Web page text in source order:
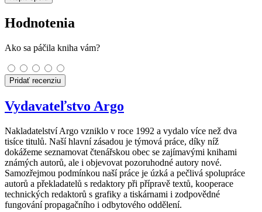
Hodnotenia
Ako sa páčila kniha vám?
Pridať recenziu
Vydavateľstvo Argo
Nakladatelství Argo vzniklo v roce 1992 a vydalo více než dva
tisíce titulů. Naší hlavní zásadou je týmová práce, díky níž
dokážeme seznamovat čtenářskou obec se zajímavými knihami
známých autorů, ale i objevovat pozoruhodné autory nové.
Samozřejmou podmínkou naší práce je úzká a pečlivá spolupráce
autorů a překladatelů s redaktory při přípravě textů, kooperace
technických redaktorů s grafiky a tiskárnami i zodpovědné
fungování propagačního i odbytového oddělení.